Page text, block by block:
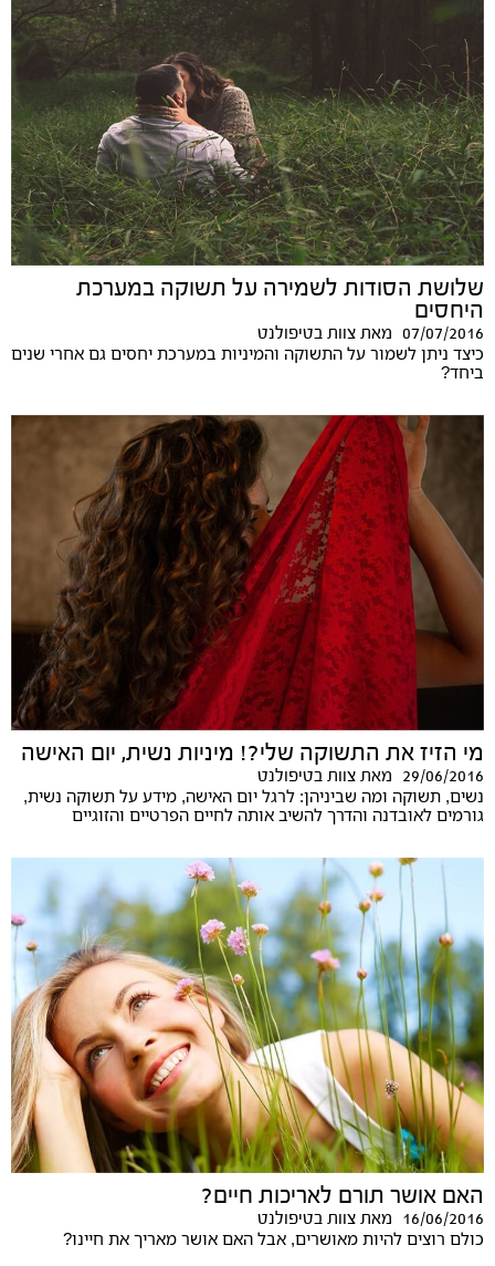
שלושת הסודות לשמירה על תשוקה במערכת
היחסים
07/07/2016 מאת צוות בטיפולנט
כיצד ניתן לשמור על התשוקה והמיניות במערכת יחסים גם אחרי שנים
ביחד?
מי הזיז את התשוקה שלי?! מיניות נשית, יום האישה
29/06/2016 מאת צוות בטיפולנט
נשים, תשוקה ומה שביניהן: לרגל יום האישה, מידע על תשוקה נשית,
גורמים לאובדנה והדרך להשיב אותה לחיים הפרטיים והזוגיים
האם אושר תורם לאריכות חיים?
16/06/2016 מאת צוות בטיפולנט
כולם רוצים להיות מאושרים, אבל האם אושר מאריך את חיינו?